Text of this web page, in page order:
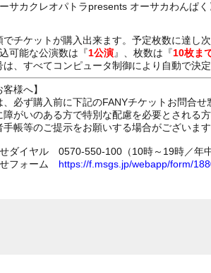
サカクレオパトラpresents オーサカわんぱ
でチケットが購入出来ます。予定枚数に達し
可能な公演数は『1公演』、枚数は『10枚ま
は、すべてコンピュータ制御により自動で決定
様へ】
必ず購入前に下記のFANYチケットお問合せ
障がいのある方で特別な配慮を必要とされる
帳等のご提示をお願いする場合がございます
ダイヤル 0570-550-100（10時～19時／年中
フォーム https://f.msgs.jp/webapp/form/